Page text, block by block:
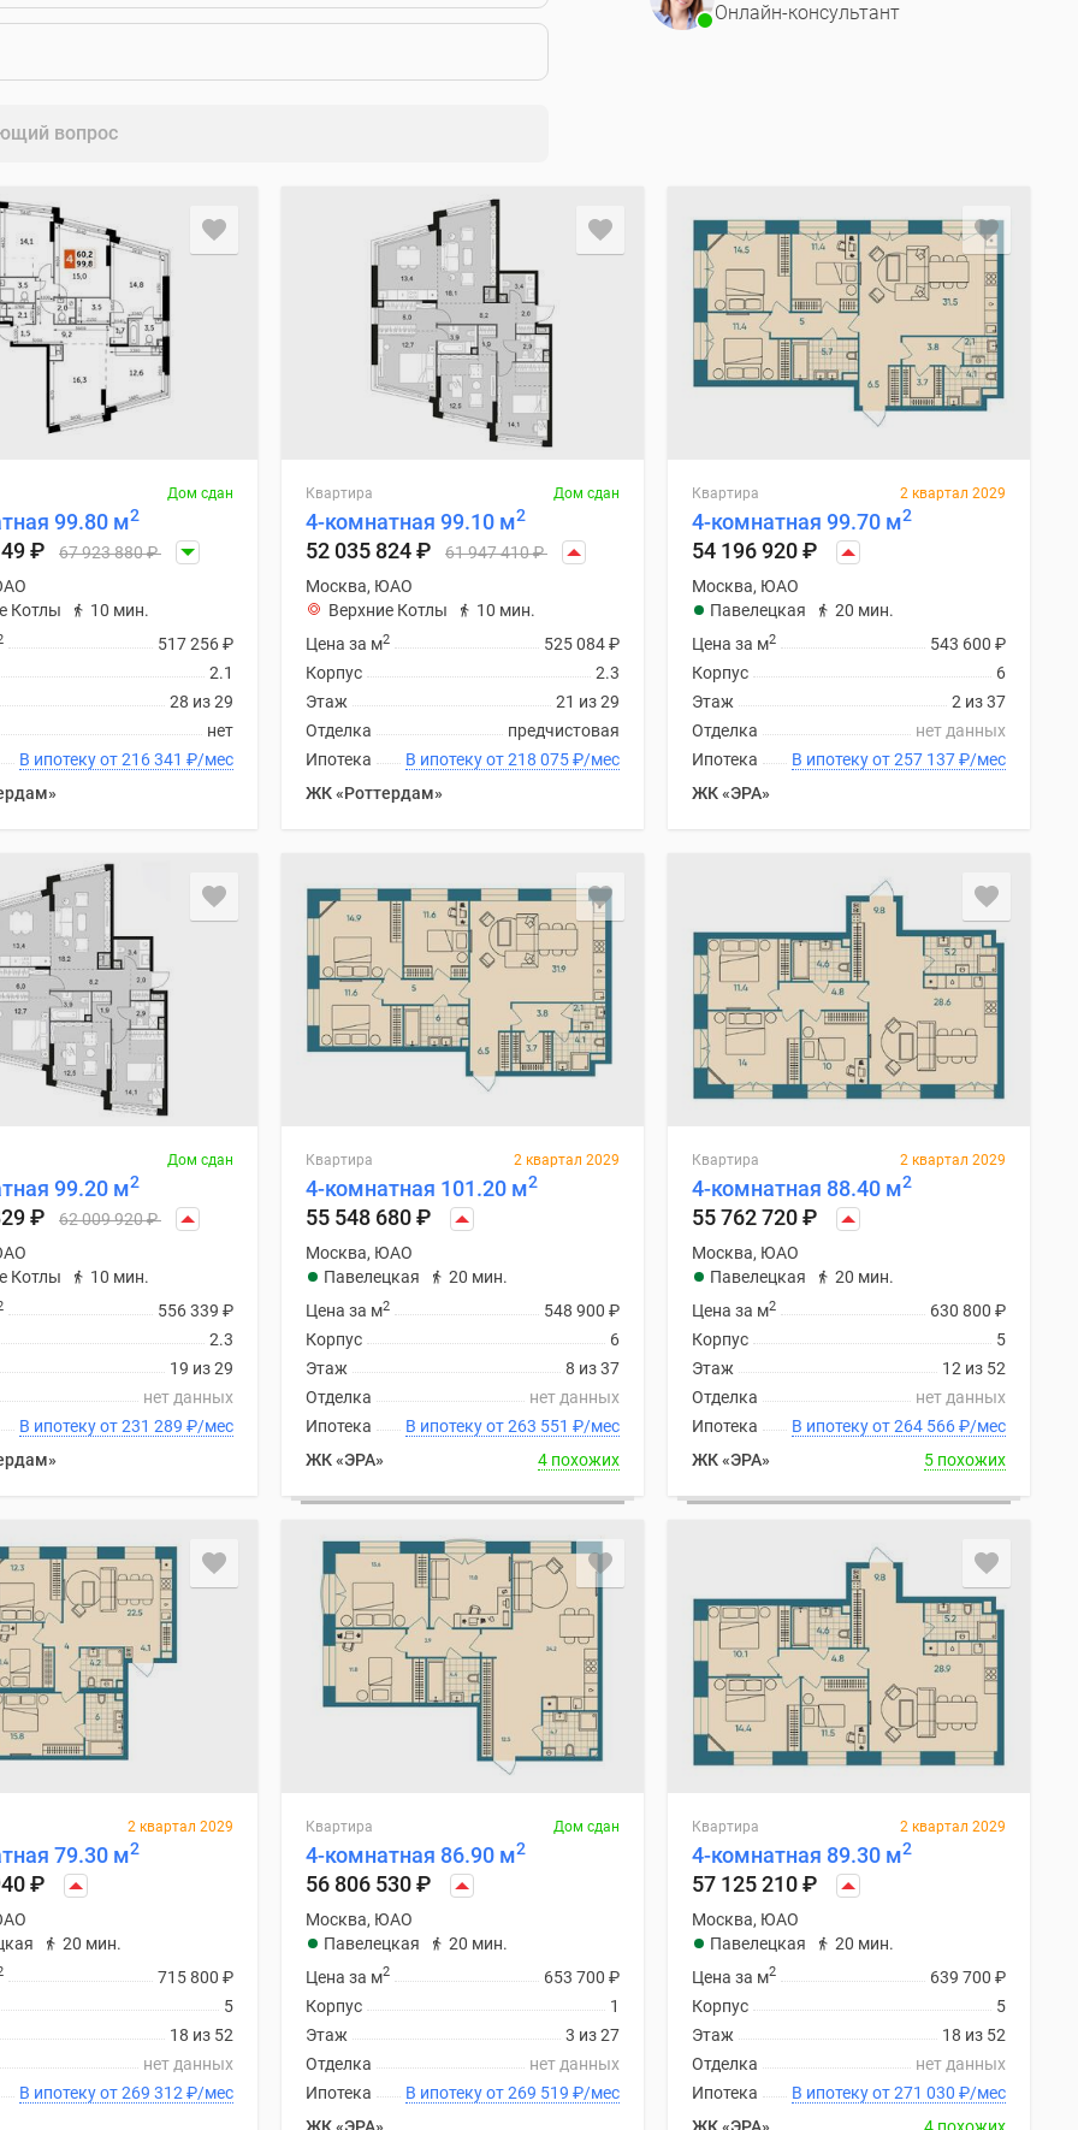
вопрос
Онлайн-консультант
Дом сдан
99.80 м2
₽ 67 923 880₽
Котлы
10 мин.
517 256₽
2.1
28 из 29
нет
В ипотеку от 216 341 ₽/мес
Квартира Дом сдан
4-комнатная 99.10 м2
52 035 824₽ 61 947 410₽
Москва, ЮАО
Верхние Котлы
10 мин.
525 084₽
Цена за м2
2.3
Корпус
21 из 29
Этаж
предчистовая
Отделка
В ипотеку от 218 075₽/мес
Ипотека
ЖК «Роттердам»
Квартира 2 квартал 2029
4-комнатная 99.70 м2
54 196 920₽
Москва, ЮАО
Павелецкая
20 мин.
543 600 ₽
Цена за м2
6
Корпус
2 из 37
Этаж
нет данных
Отделка
В ипотеку от 257 137₽/мес
Ипотека
ЖК «ЭРА»
Дом сдан
99.20 м2
₽ 62 009 920₽
Котлы
10 мин.
556 339 ₽
2.3
19 из 29
нет данных
В ипотеку от 231 289 ₽/мес
Квартира 2 квартал 2029
4-комнатная 101.20 м2
55 548 680₽
Москва, ЮАО
Павелецкая
20 мин.
548 900 ₽
Цена за м2
6
Корпус
8 из 37
Этаж
нет данных
Отделка
В ипотеку от 263 551 ₽/мес
Ипотека
ЖК «ЭРА»
4 похожих
Квартира 2 квартал 2029
4-комнатная 88.40 м2
55 762 720₽
Москва, ЮАО
Павелецкая
20 мин.
630 800 ₽
Цена за м2
5
Корпус
12 из 52
Этаж
нет данных
Отделка
В ипотеку от 264 566₽/мес
Ипотека
ЖК «ЭРА»
5 похожих
2 квартал 2029
79.30 м2
₽
20 мин.
715 800 ₽
5
18 из 52
нет данных
В ипотеку от 269 312 ₽/мес
Квартира Дом сдан
4-комнатная 86.90 м2
56 806 530₽
Москва, ЮАО
Павелецкая
20 мин.
653 700 ₽
Цена за м2
1
Корпус
3 из 27
Этаж
нет данных
Отделка
В ипотеку от 269 519 ₽/мес
Ипотека
ЖК «ЭРА»
Квартира 2 квартал 2029
4-комнатная 89.30 м2
57 125 210₽
Москва, ЮАО
Павелецкая
20 мин.
639 700 ₽
Цена за м2
5
Корпус
18 из 52
Этаж
нет данных
Отделка
В ипотеку от 271 030 ₽/мес
Ипотека
ЖК «ЭРА»
4 похожих